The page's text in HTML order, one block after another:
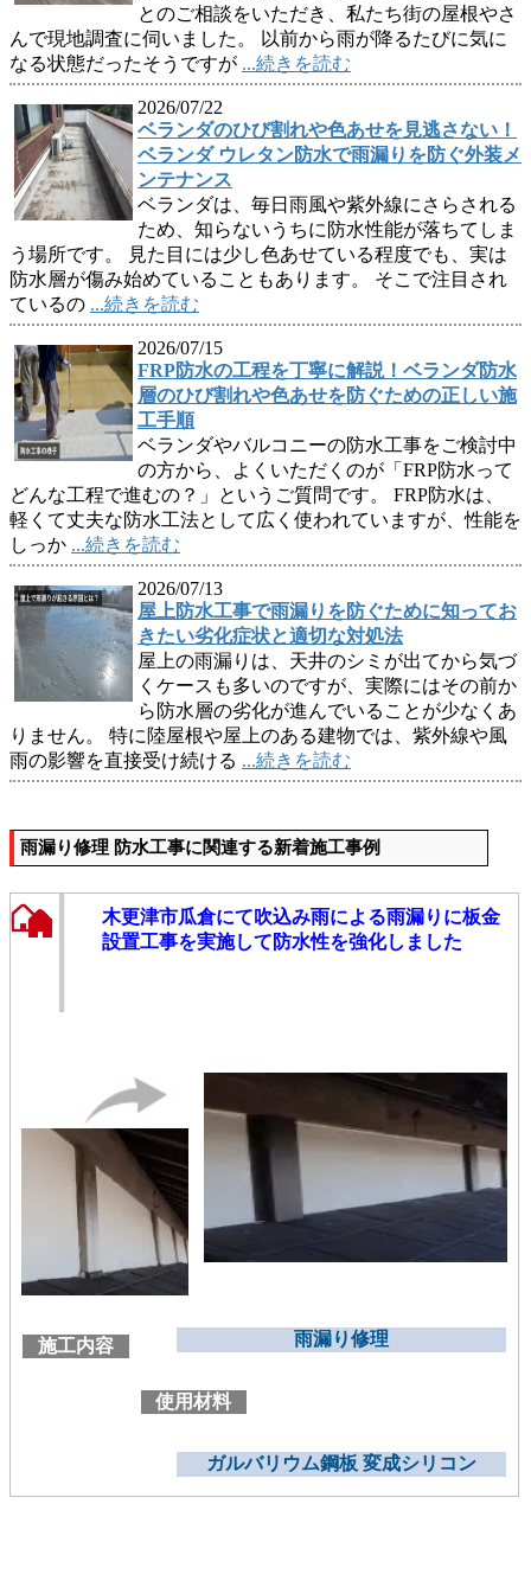
とのご相談をいただき、私たち街の屋根やさ
んで現地調査に伺いました。 以前から雨が降るたびに気に
なる状態だったそうですが ...続きを読む
2026/07/22
ベランダのひび割れや色あせを見逃さない！
ベランダ ウレタン防水で雨漏りを防ぐ外装メ
ンテナンス
ベランダは、毎日雨風や紫外線にさらされる
ため、知らないうちに防水性能が落ちてしま
う場所です。 見た目には少し色あせている程度でも、実は
防水層が傷み始めていることもあります。 そこで注目され
ているの ...続きを読む
2026/07/15
FRP防水の工程を丁寧に解説！ベランダ防水
層のひび割れや色あせを防ぐための正しい施
工手順
ベランダやバルコニーの防水工事をご検討中
の方から、よくいただくのが「FRP防水って
どんな工程で進むの？」というご質問です。 FRP防水は、
軽くて丈夫な防水工法として広く使われていますが、性能を
しっか ...続きを読む
2026/07/13
屋上防水工事で雨漏りを防ぐために知ってお
きたい劣化症状と適切な対処法
屋上の雨漏りは、天井のシミが出てから気づ
くケースも多いのですが、実際にはその前か
ら防水層の劣化が進んでいることが少なくあ
りません。 特に陸屋根や屋上のある建物では、紫外線や風
雨の影響を直接受け続ける ...続きを読む
雨漏り修理 防水工事に関連する新着施工事例
木更津市瓜倉にて吹込み雨による雨漏りに板金
設置工事を実施して防水性を強化しました
施工内容 雨漏り修理
使用材料
ガルバリウム鋼板 変成シリコン